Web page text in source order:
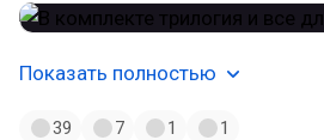
Показать полностью
39 7 1 1